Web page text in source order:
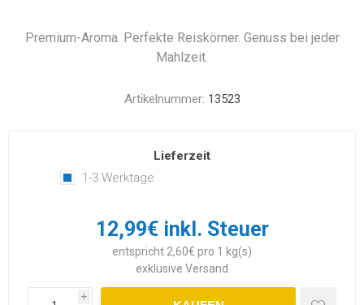
Premium-Aroma. Perfekte Reiskörner. Genuss bei jeder
Mahlzeit.
Artikelnummer: 13523
Lieferzeit
1-3 Werktage
12,99€ inkl. Steuer
entspricht 2,60€ pro 1 kg(s)
exklusive Versand
i